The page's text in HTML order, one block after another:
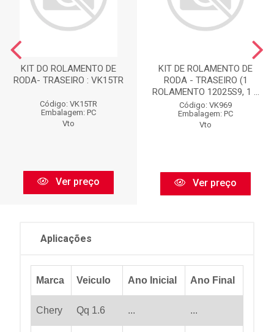
KIT DO ROLAMENTO DE
RODA- TRASEIRO : VK15TR
Código: VK15TR
Embalagem: PC
Vto
Ver preço
KIT DE ROLAMENTO DE
RODA - TRASEIRO (1
ROLAMENTO 12025S9, 1 ...
Código: VK969
Embalagem: PC
Vto
Ver preço
Aplicações
Marca Veiculo Ano Inicial Ano Final
Chery Qq 1.6 ... ...